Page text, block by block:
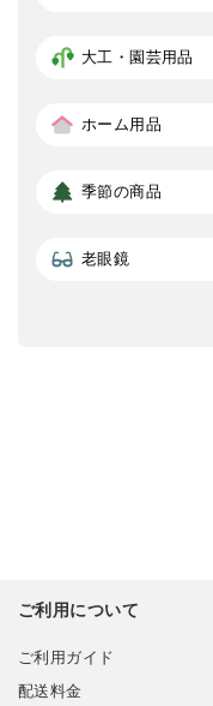
大工・園芸用品
ホーム用品
季節の商品
老眼鏡
ご利用について
ご利用ガイド
配送料金